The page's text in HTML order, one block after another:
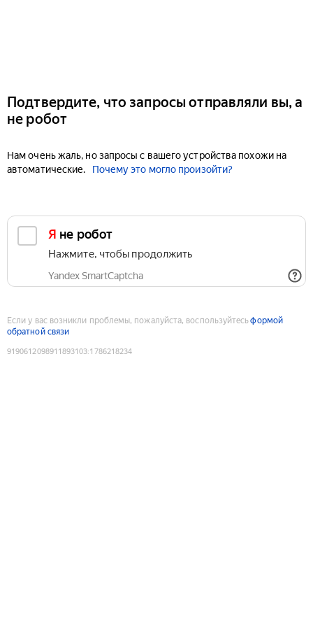
Подтвердите, что запросы отправляли вы, а
не робот
Нам очень жаль, но запросы с вашего устройства похожи на
автоматические.
Почему это могло произойти?
Я не робот
Нажмите, чтобы продолжить
Yandex SmartCaptcha
Если у вас возникли проблемы, пожалуйста, воспользуйтесьформой
обратной связи
9190612098911893103:1786218234